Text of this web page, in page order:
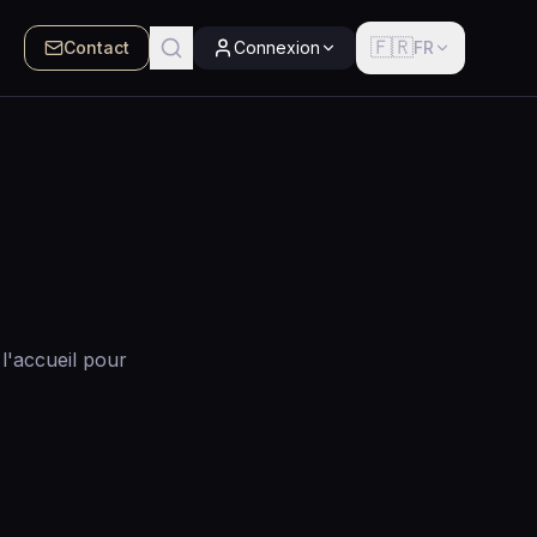
Contact Connexion 🇫🇷FR
pour